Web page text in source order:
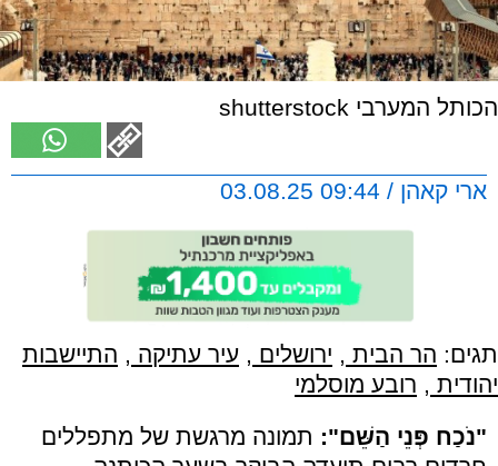
הכותל המערבי shutterstock
ארי קאהן / 09:44 03.08.25
תגים: הר הבית , ירושלים , עיר עתיקה , התיישבות
יהודית , רובע מוסלמי
"נֹכַח פְּנֵי הַשֵּׁם": תמונה מרגשת של מתפללים